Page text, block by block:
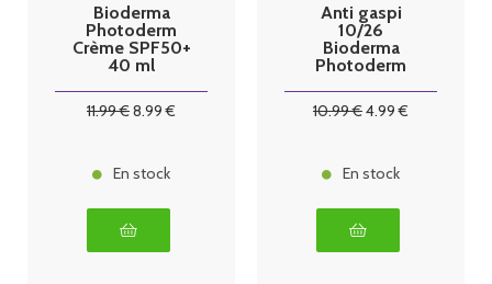
Bioderma
Photoderm
Crème SPF50+
40 ml
11.99€8.99 €
En stock
Anti gaspi
10/26
Bioderma
Photoderm
Mineral
SPF50+ 50 g
10.99€4.99 €
En stock